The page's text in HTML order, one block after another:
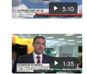
5:10
1:35